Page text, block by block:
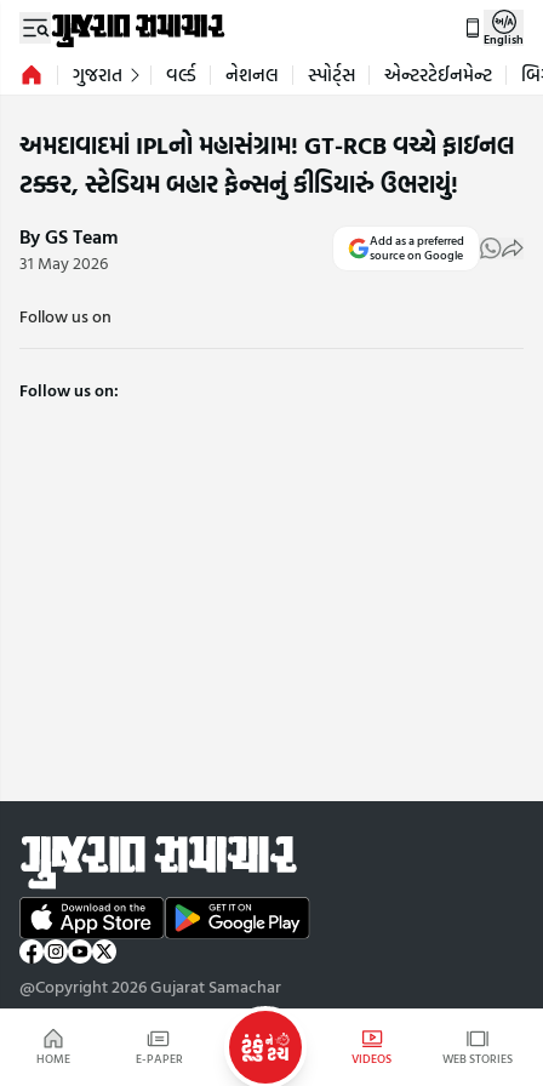
HOME E-PAPER VIDEOS WEB STORIES
English
ગુજરાત વર્લ્ડ નેશનલ સ્પોર્ટ્સ એન્ટરટેઈનમેન્ટ
અમદાવાદમાં IPLનો મહાસંગ્રામ! GT-RCB વચ્ચે ફાઇનલ
ટક્કર, સ્ટેડિયમ બહાર ફેન્સનું કીડિયારું ઉભરાયું!
By GS Team
31 May 2026
Add as a preferred
source on Google
Follow us on
Follow us on:
@Copyright 2026 Gujarat Samachar